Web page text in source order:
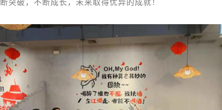
断突破，不断成长，未来取得优异的成就！